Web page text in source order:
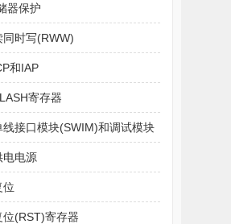
器保护
时写(RWW)
和IAP
寄存器
接口模块(SWIM)和调试模块
电电源
位
(RST)寄存器